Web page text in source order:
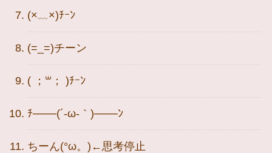
(×﹏×)ﾁｰﾝ
(=_=)チーン
( ；꒳​； )ﾁｰﾝ
ﾁ───(´-ω-｀)───ﾝ
ちーん(°ω。)←思考停止